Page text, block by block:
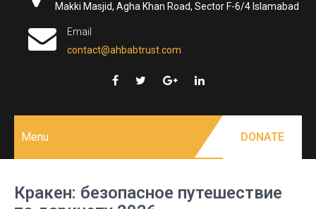
Makki Masjid, Agha Khan Road, Sector F-6/4 Islamabad
Email
contact@ahbabtrust.com
Menu DONATE
Кракен: безопасное путешествие